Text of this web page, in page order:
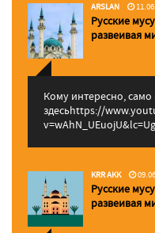
ARSLAN
Русские
pазвеивая
Кому интересно, само
здесьhttps://
KRR AKK
Русские
pазвеивая